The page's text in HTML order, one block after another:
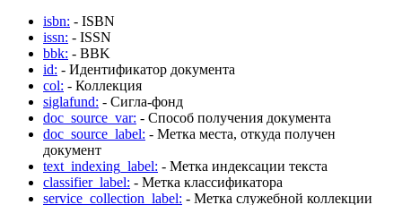
isbn: - ISBN
issn: - ISSN
bbk: - BBK
id: - Идентификатор документа
col: - Коллекция
siglafund: - Сигла-фонд
doc_source_var: - Способ получения документа
doc_source_label: - Метка места, откуда получен
документ
text_indexing_label: - Метка индексации текста
classifier_label: - Метка классификатора
service_collection_label: - Метка служебной коллекции